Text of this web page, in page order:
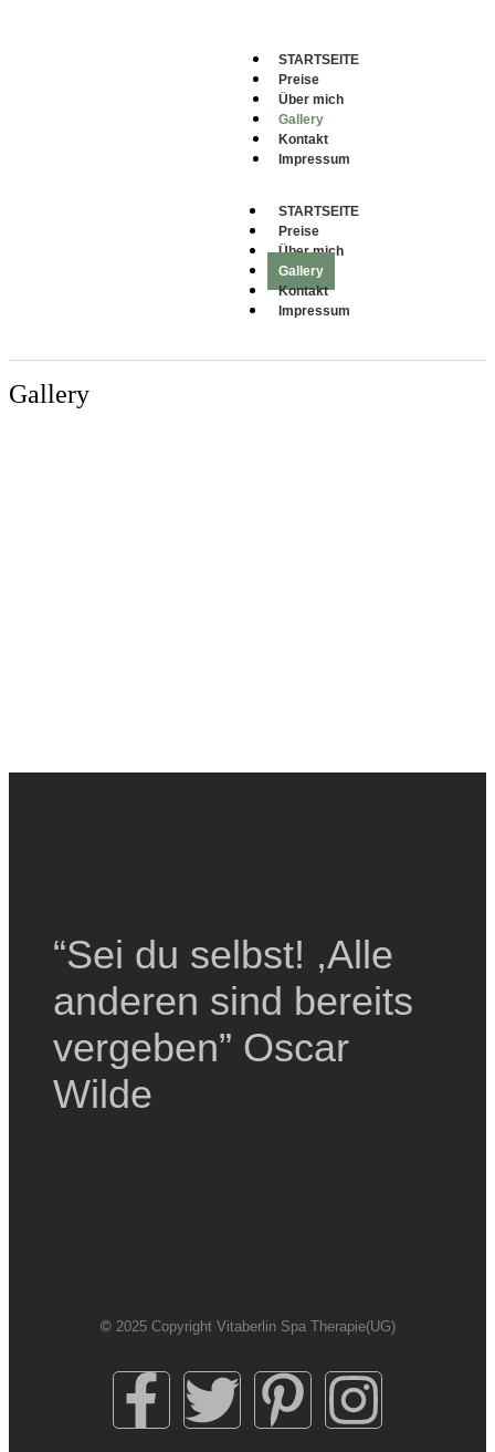
STARTSEITE
Preise
Über mich
Gallery
Kontakt
Impressum
STARTSEITE
Preise
Über mich
Gallery
Kontakt
Impressum
Gallery
“Sei du selbst! ,Alle
anderen sind bereits
vergeben” Oscar
Wilde
© 2025 Copyright Vitaberlin Spa Therapie(UG)